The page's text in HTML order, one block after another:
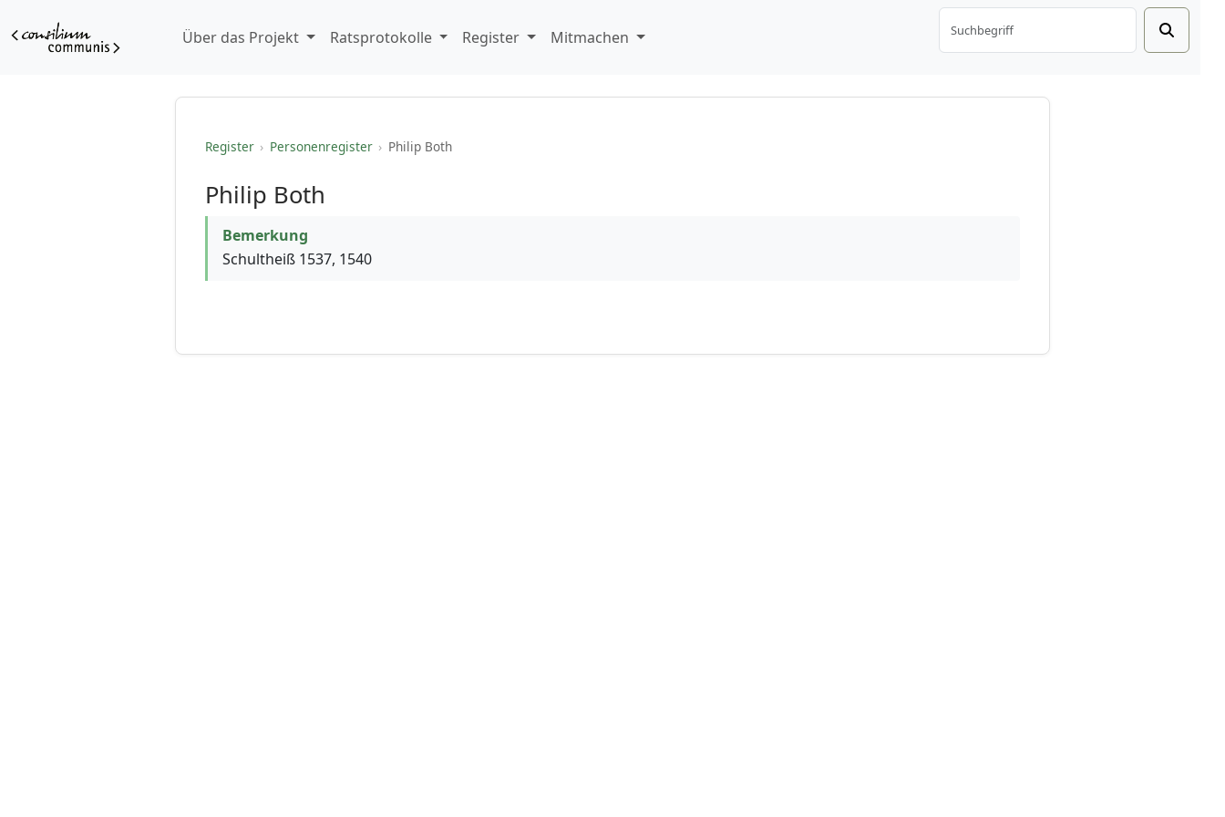
Über das Projekt Ratsprotokolle Register Mitmachen
Register › Personenregister › Philip Both
Philip Both
Bemerkung
Schultheiß 1537, 1540